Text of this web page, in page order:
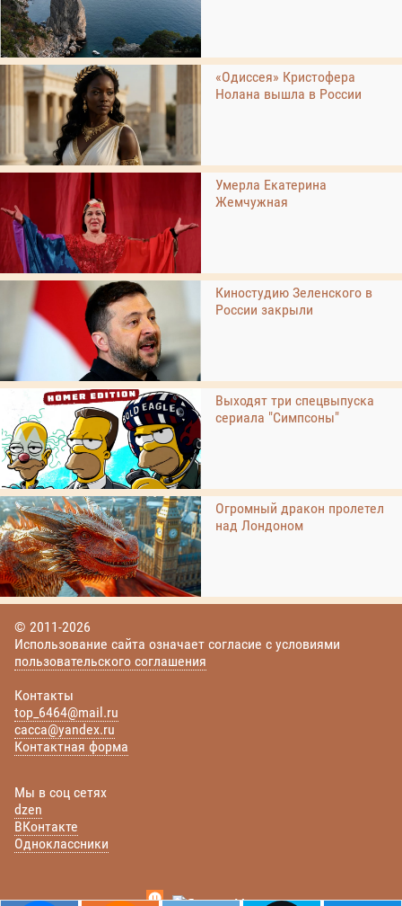
«Одиссея» Кристофера
Нолана вышла в России
Умерла Екатерина
Жемчужная
Киностудию Зеленского в
России закрыли
Выходят три спецвыпуска
сериала "Симпсоны"
Огромный дракон пролетел
над Лондоном
© 2011-2026
Использование сайта означает согласие с условиями
пользовательского соглашения
Контакты
top_6464@mail.ru
cacca@yandex.ru
Контактная форма
Мы в соц сетях
dzen
ВКонтакте
Одноклассники